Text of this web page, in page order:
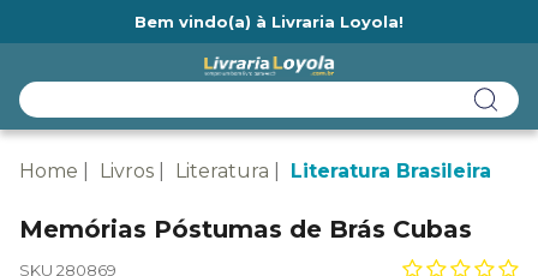
Bem vindo(a) à Livraria Loyola!
Home Livros Literatura Literatura Brasileira
Memórias Póstumas de Brás Cubas
SKU 280869